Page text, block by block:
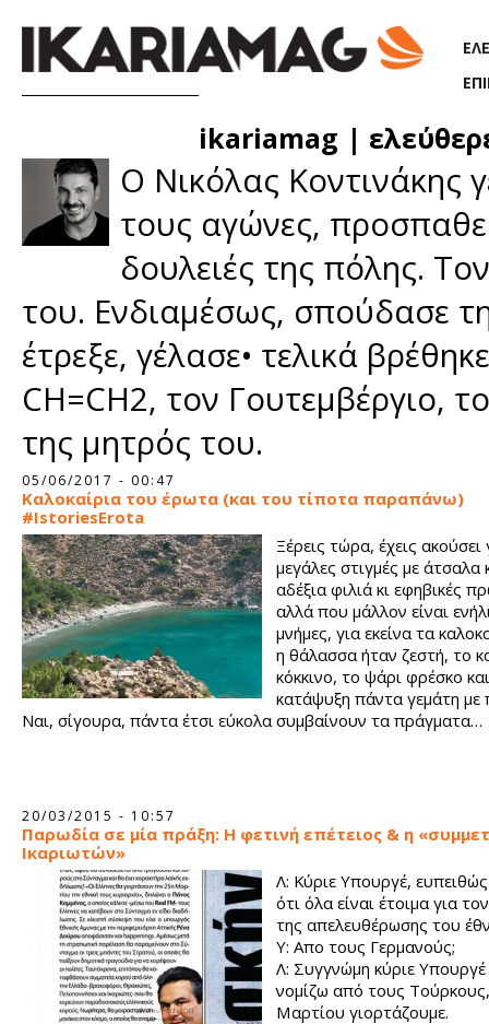
ikariamag |
Ο Νικόλας Κοντινάκης
τους αγώνες,
δουλειές της πόλης.
του. Ενδιαμέσως, σπούδασε
έτρεξε, γέλασε• τελικά
CH=CH2, τον Γουτεμβέργιο,
της μητρός του.
05/06/2017 - 00:47
Καλοκαίρια του έρωτα (και του τίποτα παραπάνω)
#IstoriesErota
Ξέρεις τώρα, έχεις ακούσει
μεγάλες στιγμές με άτσαλα
αδέξια φιλιά κι εφηβικές
αλλά που μάλλον είναι
μνήμες, για εκείνα τα
η θάλασσα ήταν ζεστή, το
κόκκινο, το ψάρι φρέσκο
κατάψυξη πάντα γεμάτη με
Ναι, σίγουρα, πάντα έτσι εύκολα συμβαίνουν τα πράγματα…
20/03/2015 - 10:57
Παρωδία σε μία πράξη: Η φετινή επέτειος & η
Ικαριωτών»
Λ: Κύριε Υπουργέ,
ότι όλα είναι έτοιμα για
της απελευθέρωσης του
Υ: Απο τους Γερμανούς;
Λ: Συγγνώμη κύριε
νομίζω από τους
Μαρτίου γιορτάζουμε.